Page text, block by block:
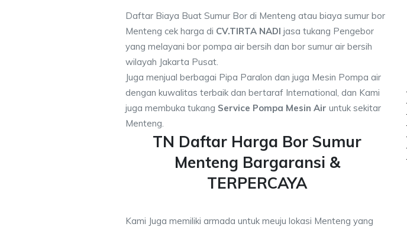
Daftar Biaya Buat Sumur Bor di Menteng atau biaya sumur bor
Menteng cek harga di CV.TIRTA NADI jasa tukang Pengebor
yang melayani bor pompa air bersih dan bor sumur air bersih
wilayah Jakarta Pusat.
Juga menjual berbagai Pipa Paralon dan juga Mesin Pompa air
dengan kuwalitas terbaik dan bertaraf International, dan Kami
juga membuka tukang Service Pompa Mesin Air untuk sekitar
Menteng.
TN Daftar Harga Bor Sumur
Menteng Bargaransi &
TERPERCAYA
Kami Juga memiliki armada untuk meuju lokasi Menteng yang